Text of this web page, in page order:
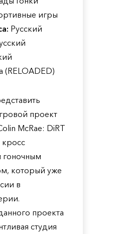
игры
Русский
(RELOADED)
проект
McRae: DiRT
кросс
который уже
в
проекта
студия